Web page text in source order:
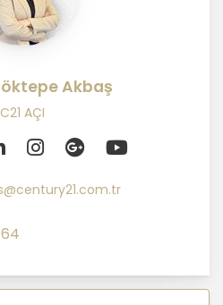
Akbaş
C21 AÇI